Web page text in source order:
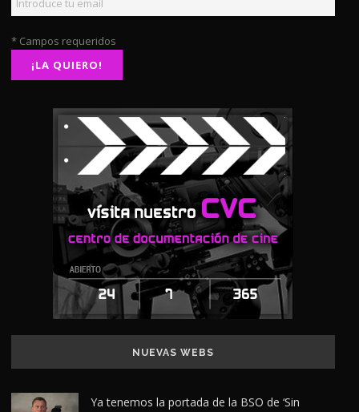
* Campos requeridos
NUEVAS WEBS
Ya tenemos la portada de la BSO de ‘Sin